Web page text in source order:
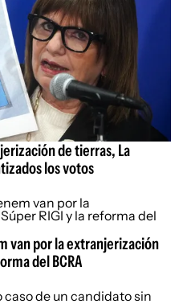
de tierras, La
los votos
van por la extranjerización
del BCRA